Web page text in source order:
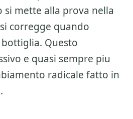
mette alla prova nella
corregge quando
Questo
e quasi sempre piu
radicale fatto in